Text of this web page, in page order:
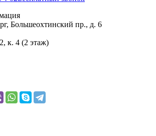
Большеохтинский пр., д. 6
к. 4 (2 этаж)